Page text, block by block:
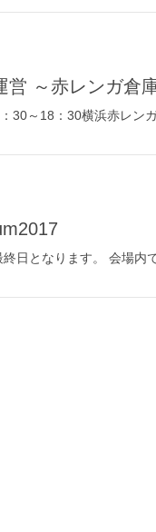
営 ～赤レンガ倉
30～18：30横浜赤レ
日となります。 会場